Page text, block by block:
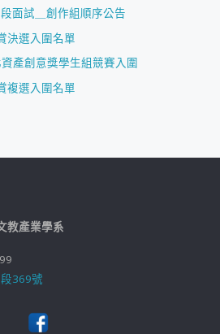
面試＿創作組順序公告
決選入圍名單
產創意獎學生組競賽入圍
複選入圍名單
教產業學系
369號